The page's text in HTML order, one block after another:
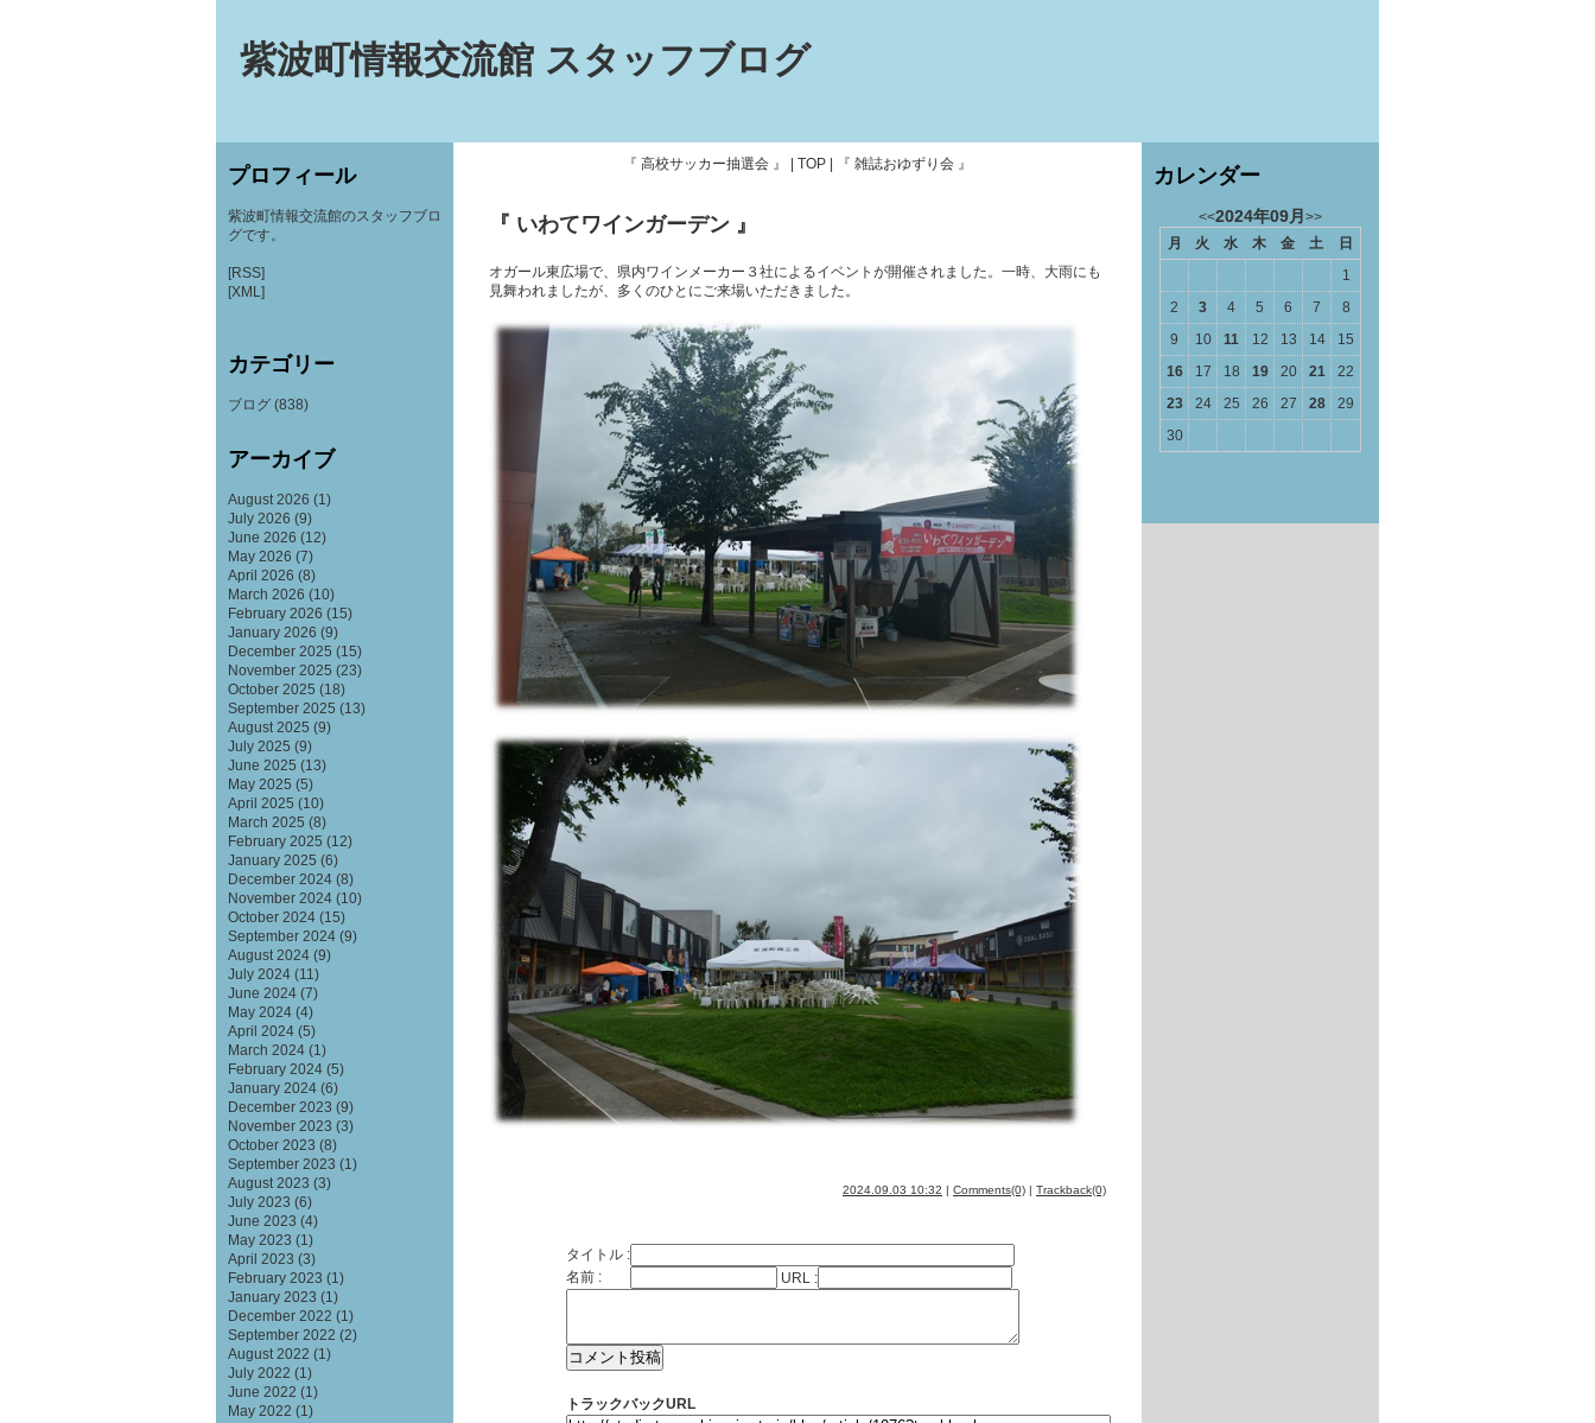
紫波町情報交流館 スタッフブログ
『 高校サッカー抽選会 』 TOP 『 雑誌おゆずり会 』
『 いわてワインガーデン 』
オガール東広場で、県内ワインメーカー３社によるイベントが開催されました。一時、大雨にも
見舞われましたが、多くのひとにご来場いただきました。
2024.09.03 10:32 | Comments(0) | Trackback(0)
タイトル :
名前 :
URL :
トラックバックURL
プロフィール
紫波町情報交流館のスタッフブロ
グです。
[RSS]
[XML]
カテゴリー
ブログ (838)
アーカイブ
August 2026 (1)
July 2026 (9)
June 2026 (12)
May 2026 (7)
April 2026 (8)
March 2026 (10)
February 2026 (15)
January 2026 (9)
December 2025 (15)
November 2025 (23)
October 2025 (18)
September 2025 (13)
August 2025 (9)
July 2025 (9)
June 2025 (13)
May 2025 (5)
April 2025 (10)
March 2025 (8)
February 2025 (12)
January 2025 (6)
December 2024 (8)
November 2024 (10)
October 2024 (15)
September 2024 (9)
August 2024 (9)
July 2024 (11)
June 2024 (7)
May 2024 (4)
April 2024 (5)
March 2024 (1)
February 2024 (5)
January 2024 (6)
December 2023 (9)
November 2023 (3)
October 2023 (8)
September 2023 (1)
August 2023 (3)
July 2023 (6)
June 2023 (4)
May 2023 (1)
April 2023 (3)
February 2023 (1)
January 2023 (1)
December 2022 (1)
September 2022 (2)
August 2022 (1)
July 2022 (1)
June 2022 (1)
May 2022 (1)
カレンダー
<<2024年09月 >>
月
火 水 木 金 土
日
1
2
3 4 5 6 7
8
9
10 11 12 13 14
15
16
17 18 19 20 21
22
23
24 25 26 27 28
29
30